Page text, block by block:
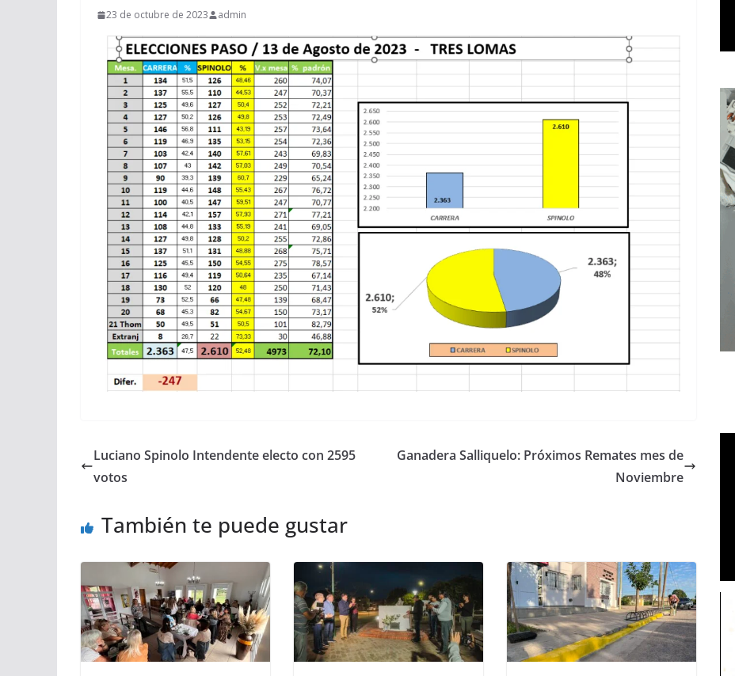
23 de octubre de 2023 admin
Luciano Spinolo Intendente electo con 2595
votos
Ganadera Salliquelo: Próximos Remates mes de
Noviembre
También te puede gustar